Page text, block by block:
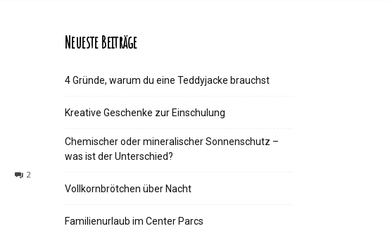
2
Neueste Beiträge
4 Gründe, warum du eine Teddyjacke brauchst
Kreative Geschenke zur Einschulung
Chemischer oder mineralischer Sonnenschutz –
was ist der Unterschied?
Vollkornbrötchen über Nacht
Familienurlaub im Center Parcs